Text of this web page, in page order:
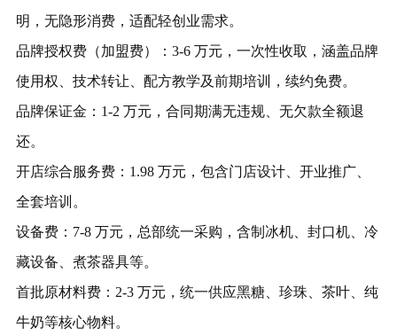
明，无隐形消费，适配轻创业需求。
品牌授权费（加盟费）：3-6 万元，一次性收取，涵盖品牌
使用权、技术转让、配方教学及前期培训，续约免费。
品牌保证金：1-2 万元，合同期满无违规、无欠款全额退
还。
开店综合服务费：1.98 万元，包含门店设计、开业推广、
全套培训。
设备费：7-8 万元，总部统一采购，含制冰机、封口机、冷
藏设备、煮茶器具等。
首批原材料费：2-3 万元，统一供应黑糖、珍珠、茶叶、纯
牛奶等核心物料。